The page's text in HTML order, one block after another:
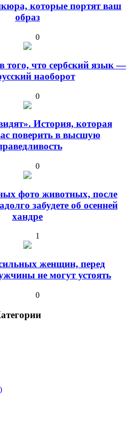
которые портят ваш
образ
0
того, что сербский язык —
наоборот
0
История, которая
поверить в высшую
0
фото животных, после
забудете об осенней
хандре
1
женщин, перед
не могут устоять
0